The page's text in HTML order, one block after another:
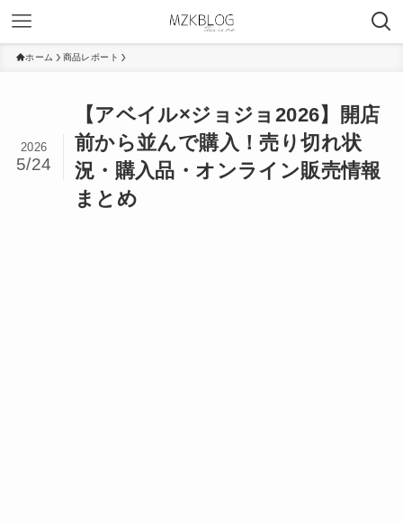
ホーム 商品レポート
【アベイル×ジョジョ2026】開店
前から並んで購入！売り切れ状
況・購入品・オンライン販売情報
まとめ
2026
5/24